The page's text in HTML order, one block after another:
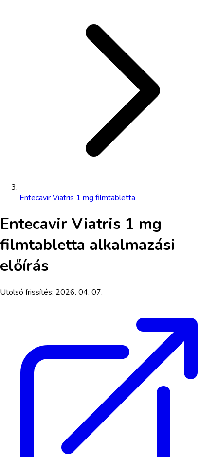
Entecavir Viatris 1 mg filmtabletta
Entecavir Viatris 1 mg
filmtabletta alkalmazási
előírás
Utolsó frissítés: 2026. 04. 07.